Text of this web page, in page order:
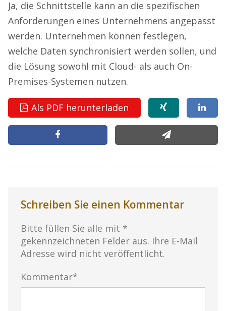
Ja, die Schnittstelle kann an die spezifischen
Anforderungen eines Unternehmens angepasst
werden. Unternehmen können festlegen,
welche Daten synchronisiert werden sollen, und
die Lösung sowohl mit Cloud- als auch On-
Premises-Systemen nutzen.
Als PDF herunterladen
Schreiben Sie einen Kommentar
Bitte füllen Sie alle mit *
gekennzeichneten Felder aus. Ihre E-Mail
Adresse wird nicht veröffentlicht.
Kommentar*